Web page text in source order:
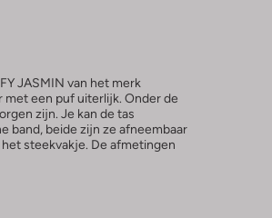
JASMIN van het merk
met een puf uiterlijk. Onder de
zijn. Je kan de tas
band, beide zijn ze afneembaar
steekvakje. De afmetingen